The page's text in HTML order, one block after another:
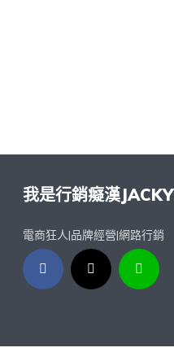
我是行銷癡漢JACKY
電商狂人|品牌經營|網路行銷